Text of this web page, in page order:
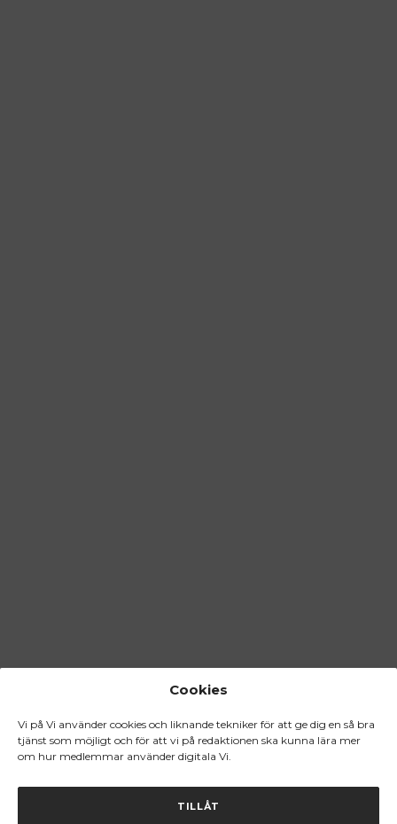
Cookies
Vi på Vi använder cookies och liknande tekniker för att ge dig en så bra
tjänst som möjligt och för att vi på redaktionen ska kunna lära mer
om hur medlemmar använder digitala Vi.
TILLÅT